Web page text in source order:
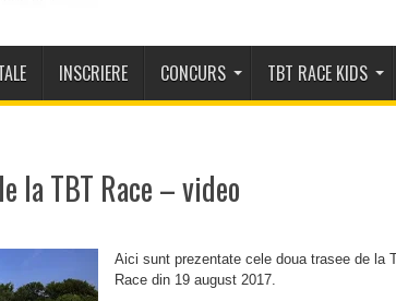
INSCRIERE CONCURS TBT RACE KIDS
la TBT Race – video
Aici sunt prezentate cele doua trasee de la
Race din 19 august 2017.